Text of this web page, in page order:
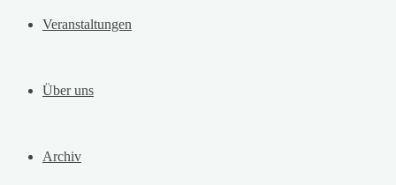
Veranstaltungen
Über uns
Archiv